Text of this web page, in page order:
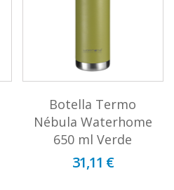
Botella Termo
Nébula Waterhome
650 ml Verde
31,11 €